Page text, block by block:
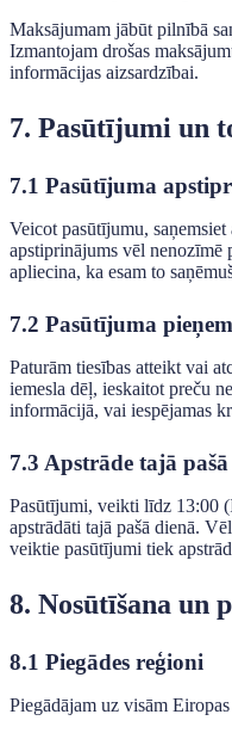
Maksājumam jābūt pilnībā
Izmantojam drošas
informācijas aizsardzībai.
7. Pasūtījumi un
7.1 Pasūtījuma
Veicot pasūtījumu,
apstiprinājums vēl nenozīmē
apliecina, ka esam to
7.2 Pasūtījuma
Paturām tiesības atteikt vai
iemesla dēļ, ieskaitot preču
informācijā, vai iespējamas
7.3 Apstrāde tajā
Pasūtījumi, veikti līdz 13:00
apstrādāti tajā pašā dienā.
veiktie pasūtījumi tiek
8. Nosūtīšana un
8.1 Piegādes reģioni
Piegādājam uz visām